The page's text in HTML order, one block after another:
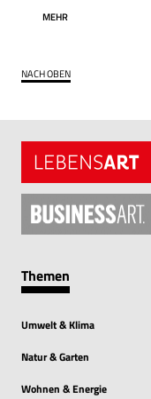
MEHR
NACH OBEN
Themen
Umwelt & Klima
Natur & Garten
Wohnen & Energie